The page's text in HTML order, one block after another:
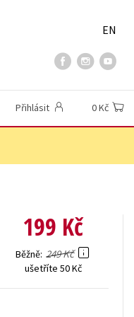
EN
Přihlásit 0 Kč
199 Kč
Běžně 249 Kč
ušetříte 50 Kč